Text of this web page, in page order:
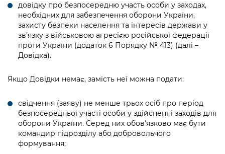
довідку про безпосередню участь особи у заходах,
необхідних для забезпечення оборони України,
захисту безпеки населення та інтересів держави у
зв’язку з військовою агресією російської федерації
проти України (додаток 6 Порядку № 413) (далі –
Довідка).
Якщо Довідки немає, замість неї можна подати:
свідчення (заяву) не менше трьох осіб про період
безпосередньої участі особи у здійсненні заходів для
оборони України. Серед них обов’язково має бути
командир підрозділу або добровольчого
формування;